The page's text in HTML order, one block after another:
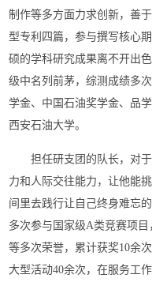
制作等多方面力求创新，善
型专利四篇，参与撰写核心
硕的学科研究成果离不开出
级中名列前茅，综测成绩多
学金、中国石油奖学金、品
西安石油大学。
担任研支团的队长，对
力和人际交往能力，让他能
间里去践行让自己终身难忘
多次参与国家级A类竞赛项
等多次荣誉，累计获奖10余
大型活动40余次，在服务工